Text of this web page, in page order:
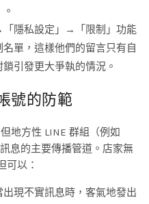
「隱私設定」→「限制」功能
單，這樣他們的留言只有自
引發更大爭執的情況。
號的防範
地方性 LINE 群組（例如
息的主要傳播管道。店家無
可以：
出現不實訊息時，客氣地發出